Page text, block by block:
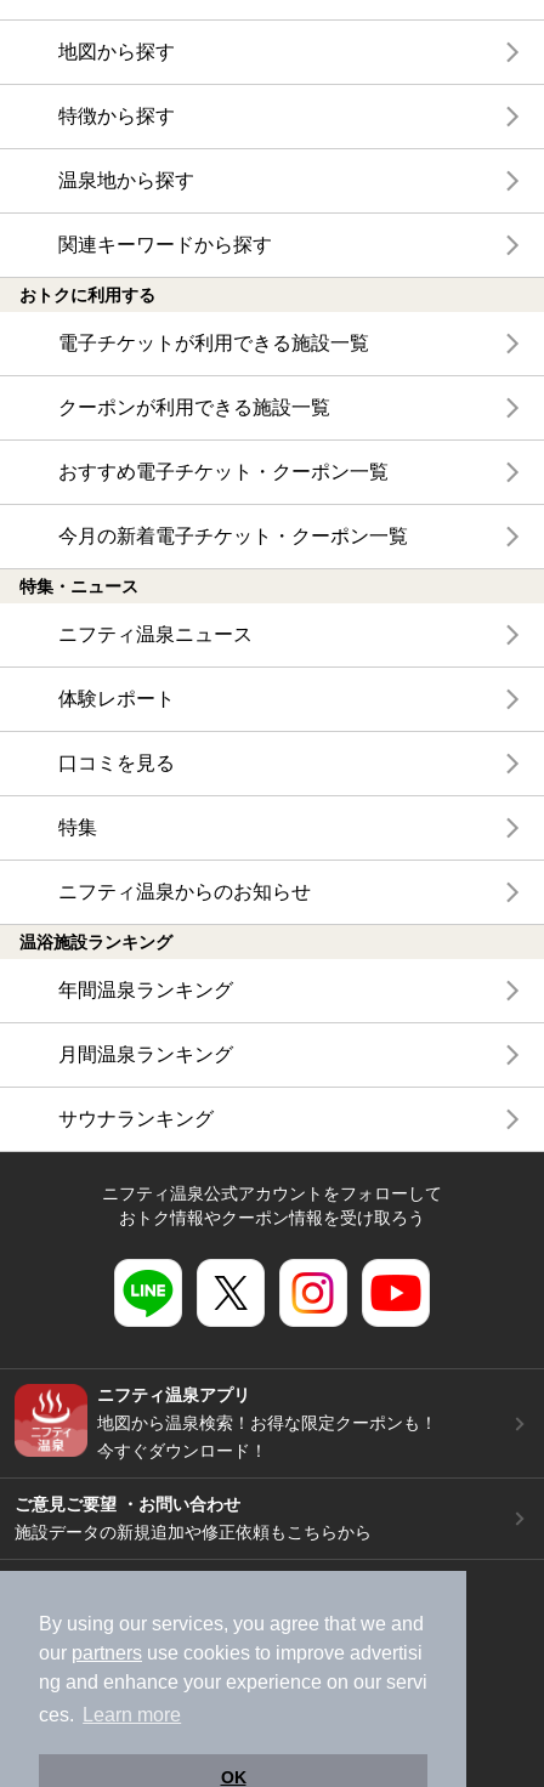
By using our services, you agree that we and
our partners use cookies to improve advertisi
ng and enhance your experience on our servi
ces.
Learn more
OK
地図から探す
特徴から探す
温泉地から探す
関連キーワードから探す
おトクに利用する
電子チケットが利用できる施設一覧
クーポンが利用できる施設一覧
おすすめ電子チケット・クーポン一覧
今月の新着電子チケット・クーポン一覧
特集・ニュース
ニフティ温泉ニュース
体験レポート
口コミを見る
特集
ニフティ温泉からのお知らせ
温浴施設ランキング
年間温泉ランキング
月間温泉ランキング
サウナランキング
ニフティ温泉公式アカウントをフォローして
おトク情報やクーポン情報を受け取ろう
ニフティ温泉アプリ
地図から温泉検索！お得な限定クーポンも！
今すぐダウンロード！
ご意見ご要望 ・お問い合わせ
施設データの新規追加や修正依頼もこちらから
加盟店募集（資料請求）
広告出稿のご案内
利用規約
ライフスタイルMEMBERS+規約
特定商取引法に基づく表記
ヘルプ
採用情報
運営会社